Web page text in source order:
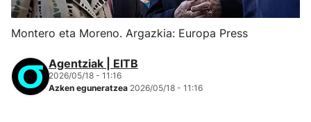
Montero eta Moreno. Argazkia: Europa Press
Agentziak | EITB
2026/05/18 - 11:16
Azken eguneratzea 2026/05/18 - 11:16